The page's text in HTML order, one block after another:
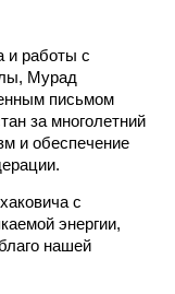
и работы с
Мурад
письмом
за многолетний
и обеспечение
с
энергии,
нашей